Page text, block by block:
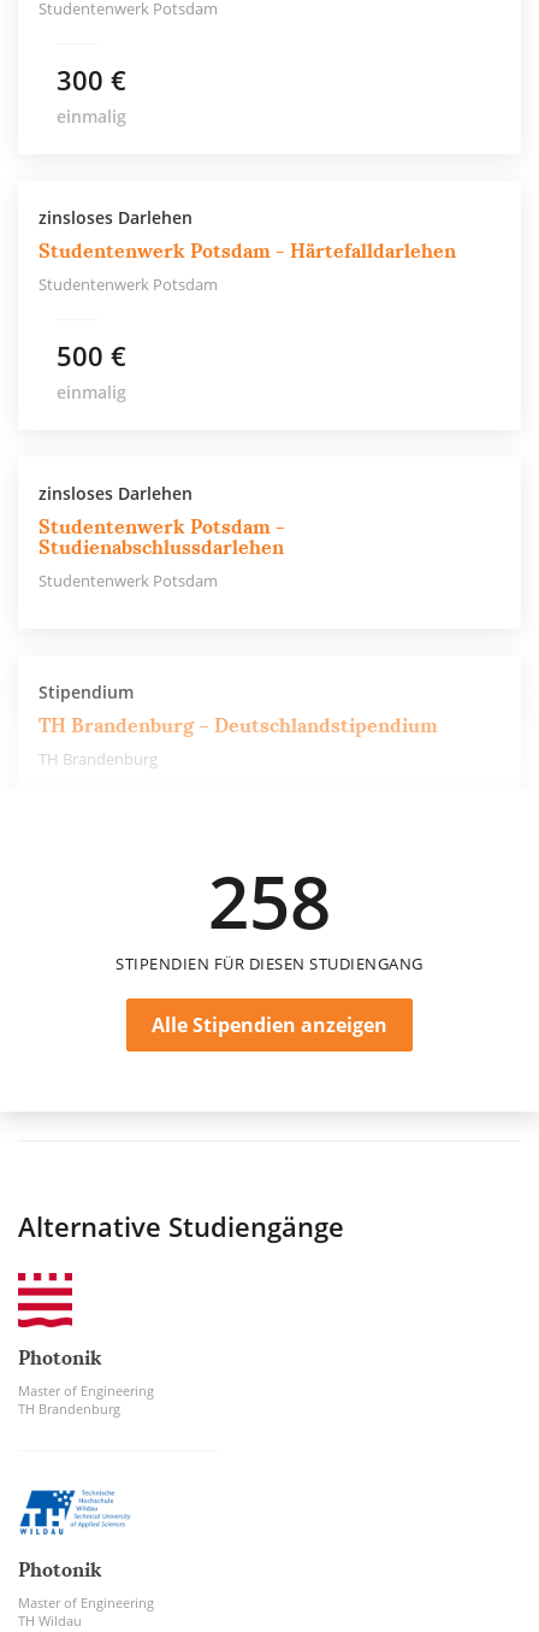
Studentenwerk Potsdam
300 €
einmalig
zinsloses Darlehen
Studentenwerk Potsdam - Härtefalldarlehen
Studentenwerk Potsdam
500 €
einmalig
zinsloses Darlehen
Studentenwerk Potsdam -
Studienabschlussdarlehen
Studentenwerk Potsdam
Stipendium
TH Brandenburg – Deutschlandstipendium
TH Brandenburg
258
STIPENDIEN FÜR DIESEN STUDIENGANG
Alle Stipendien anzeigen
Alternative Studiengänge
Photonik
Master of Engineering
TH Brandenburg
Photonik
Master of Engineering
TH Wildau